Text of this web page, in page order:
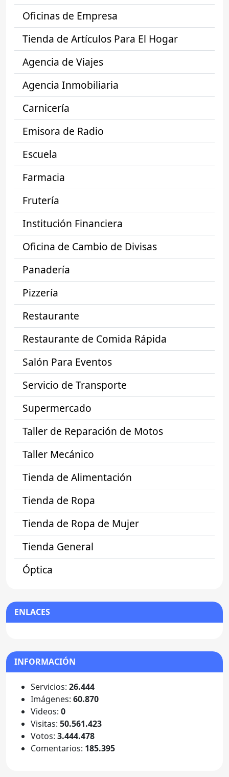
Oficinas de Empresa
Tienda de Artículos Para El Hogar
Agencia de Viajes
Agencia Inmobiliaria
Carnicería
Emisora de Radio
Escuela
Farmacia
Frutería
Institución Financiera
Oficina de Cambio de Divisas
Panadería
Pizzería
Restaurante
Restaurante de Comida Rápida
Salón Para Eventos
Servicio de Transporte
Supermercado
Taller de Reparación de Motos
Taller Mecánico
Tienda de Alimentación
Tienda de Ropa
Tienda de Ropa de Mujer
Tienda General
Óptica
ENLACES
INFORMACIÓN
Servicios: 26.444
Imágenes: 60.870
Videos: 0
Visitas: 50.561.423
Votos: 3.444.478
Comentarios: 185.395